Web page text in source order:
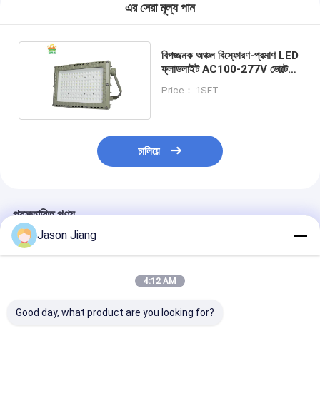
এর সেরা মূল্য পান
বিপজ্জনক অঞ্চল বিস্ফোরণ-প্রমাণ LED
ফ্লাডলাইট AC100-277V ভোল্টেজ
Price： 1SET
চালিয়ে
প্রস্তাবিত পণ্য
Jason Jiang
4:12 AM
Good day, what product are you looking for?